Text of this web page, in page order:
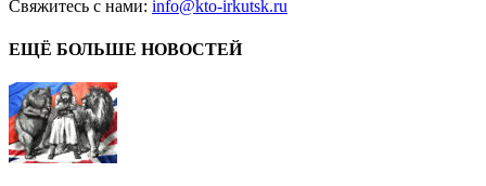
Свяжитесь с нами: info@kto-irkutsk.ru
ЕЩЁ БОЛЬШЕ НОВОСТЕЙ